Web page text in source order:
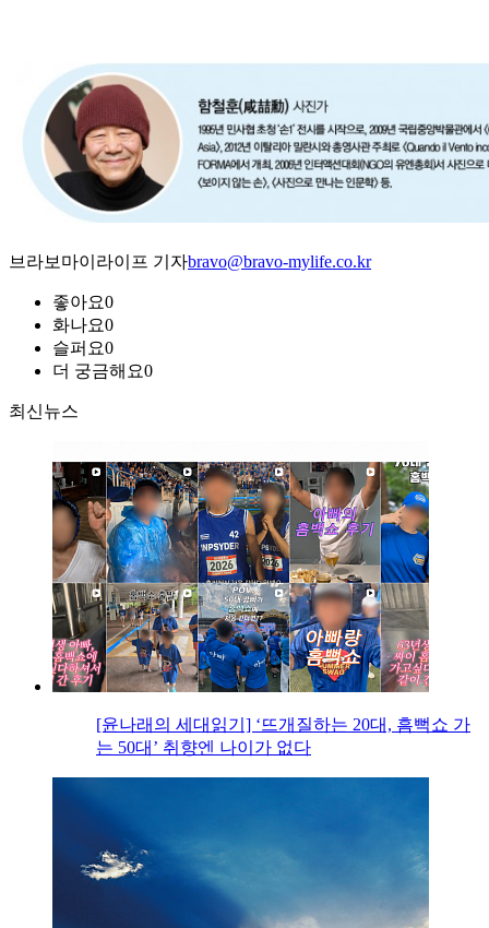
브라보마이라이프 기자bravo@bravo-mylife.co.kr
좋아요0
화나요0
슬퍼요0
더 궁금해요0
최신뉴스
[윤나래의 세대읽기] ‘뜨개질하는 20대, 흠뻑쇼 가
는 50대’ 취향엔 나이가 없다